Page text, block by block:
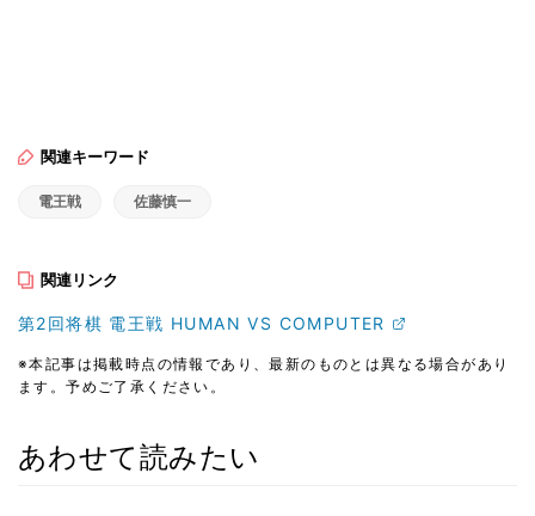
関連キーワード
電王戦 佐藤慎一
関連リンク
第2回将棋 電王戦 HUMAN VS COMPUTER
※本記事は掲載時点の情報であり、最新のものとは異なる場合があり
ます。予めご了承ください。
あわせて読みたい